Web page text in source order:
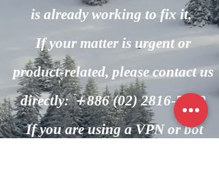
is already working to fix it.
If your matter is urgent or
product-related, please contact us
directly: ＋886(02) 2816-7600
If you are using a VPN or bot